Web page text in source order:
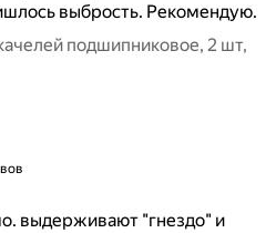
выбрость. Рекомендую.
подшипниковое, 2 шт,
выдерживают "гнездо" и